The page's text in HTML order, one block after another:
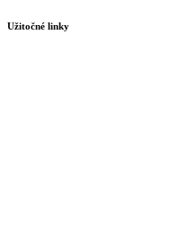
Užitočné linky